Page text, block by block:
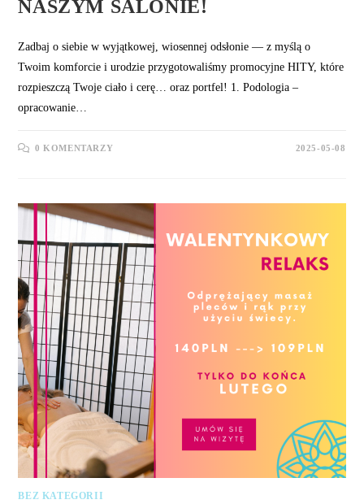
NASZYM SALONIE!
Zadbaj o siebie w wyjątkowej, wiosennej odsłonie — z myślą o
Twoim komforcie i urodzie przygotowaliśmy promocyjne HITY, które
rozpieszczą Twoje ciało i cerę… oraz portfel! 1. Podologia –
opracowanie…
0 KOMENTARZY 2025-05-08
BEZ KATEGORII